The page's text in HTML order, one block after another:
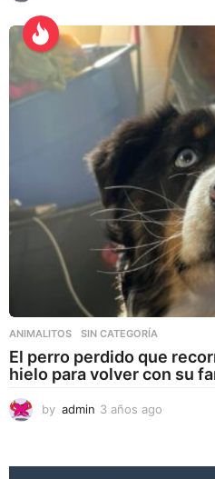
ñ
a
o
ANIMALITOS ,SIN CATEGORÍA
El perro perdido que
hielo para volver con su
by admin 3 años ago